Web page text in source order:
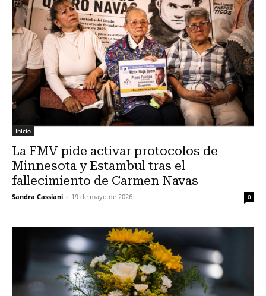
Inicio
La FMV pide activar protocolos de
Minnesota y Estambul tras el
fallecimiento de Carmen Navas
Sandra Cassiani - 19 de mayo de 2026 0